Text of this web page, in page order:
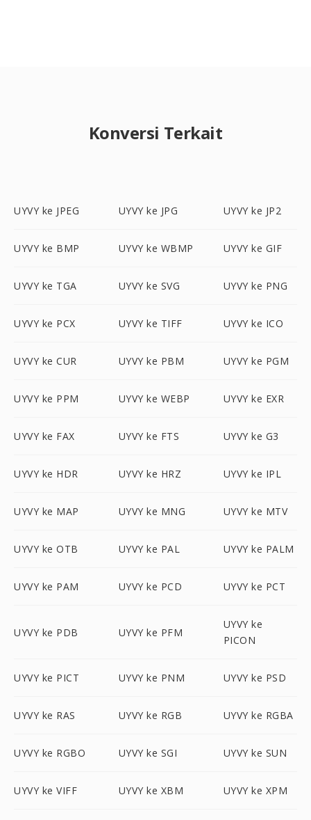
Konversi Terkait
UYVY ke JPEG UYVY ke JPG UYVY ke JP2
UYVY ke BMP UYVY ke WBMP UYVY ke GIF
UYVY ke TGA UYVY ke SVG UYVY ke PNG
UYVY ke PCX UYVY ke TIFF UYVY ke ICO
UYVY ke CUR UYVY ke PBM UYVY ke PGM
UYVY ke PPM UYVY ke WEBP UYVY ke EXR
UYVY ke FAX UYVY ke FTS UYVY ke G3
UYVY ke HDR UYVY ke HRZ UYVY ke IPL
UYVY ke MAP UYVY ke MNG UYVY ke MTV
UYVY ke OTB UYVY ke PAL UYVY ke PALM
UYVY ke PAM UYVY ke PCD UYVY ke PCT
UYVY ke PDB UYVY ke PFM
UYVY ke
PICON
UYVY ke PICT UYVY ke PNM UYVY ke PSD
UYVY ke RAS UYVY ke RGB UYVY ke RGBA
UYVY ke RGBO UYVY ke SGI UYVY ke SUN
UYVY ke VIFF UYVY ke XBM UYVY ke XPM